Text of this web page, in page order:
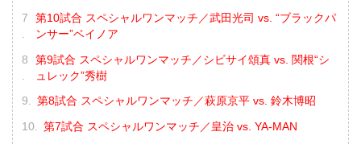
第10試合 スペシャルワンマッチ／武田光司 vs. “ブラックパ
ンサー”ベイノア
第9試合 スペシャルワンマッチ／シビサイ頌真 vs. 関根“シ
ュレック”秀樹
第8試合 スペシャルワンマッチ／萩原京平 vs. 鈴木博昭
第7試合 スペシャルワンマッチ／皇治 vs. YA-MAN